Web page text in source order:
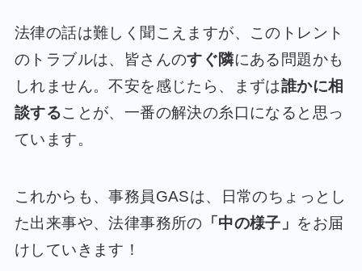
法律の話は難しく聞こえますが、このトレント
のトラブルは、皆さんのすぐ隣にある問題かも
しれません。不安を感じたら、まずは誰かに相
談することが、一番の解決の糸口になると思っ
ています。
これからも、事務員GASは、日常のちょっとし
た出来事や、法律事務所の 「中の様子」 をお届
けしていきます！